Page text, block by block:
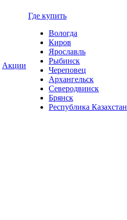
Акции
Где купить
Вологда
Киров
Ярославль
Рыбинск
Череповец
Архангельск
Северодвинск
Брянск
Республика Казахстан